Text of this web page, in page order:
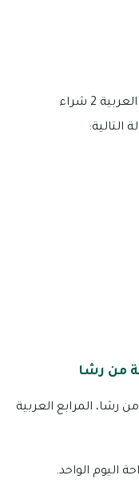
يمكن للسكان المقيمة في رشا، المرابع العربية 2 شراء
التالية:
من رشا
رشا، المرابع العربية
اليوم الواحد.